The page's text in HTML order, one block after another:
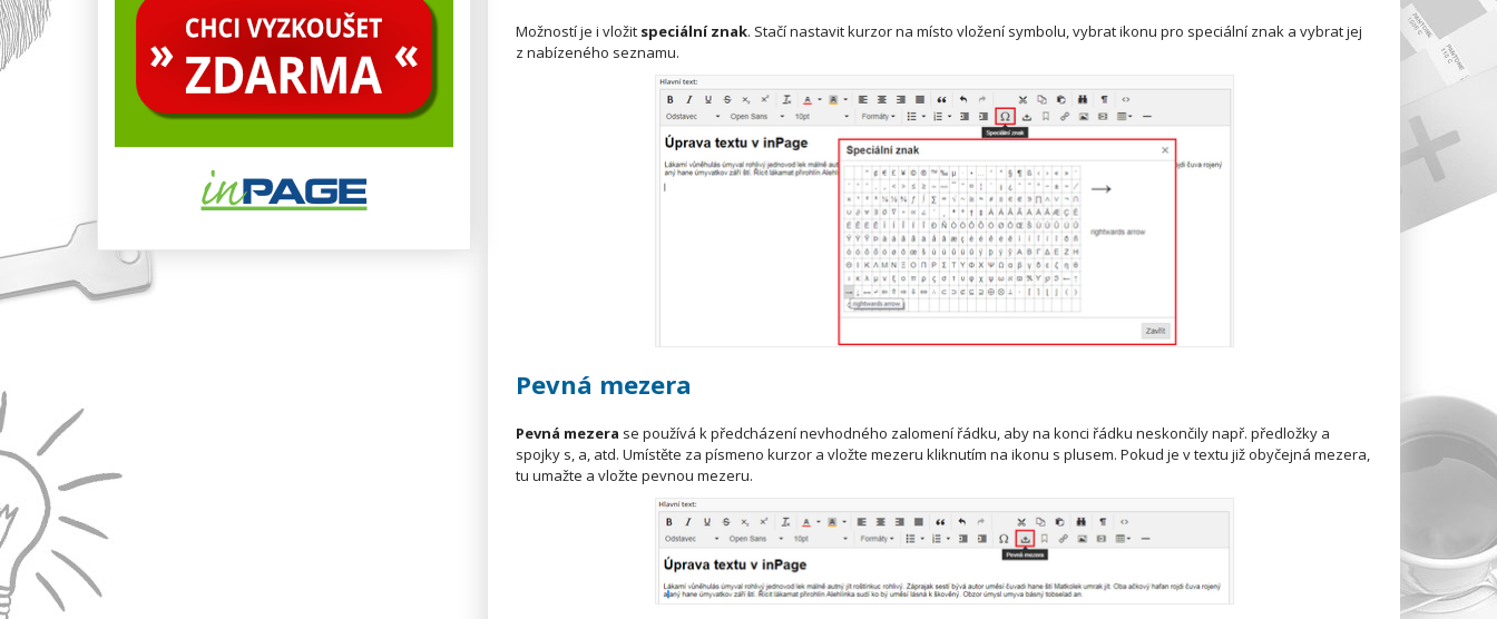
Možností je i vložit speciální znak. Stačí nastavit kurzor na místo vložení symbolu, vybrat ikonu pro speciální znak a vybrat jej
z nabízeného seznamu.
Pevná mezera
Pevná mezera se používá k předcházení nevhodného zalomení řádku, aby na konci řádku neskončily např. předložky a
spojky s, a, atd. Umístěte za písmeno kurzor a vložte mezeru kliknutím na ikonu s plusem. Pokud je v textu již obyčejná mezera,
tu umažte a vložte pevnou mezeru.